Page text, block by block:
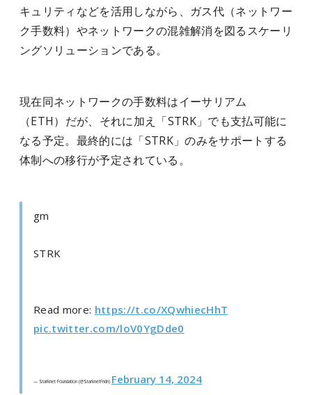
キュリティなどを活用しながら、ガス代（ネットワー
ク手数料）やネットワークの混雑解消を図るスケーリ
ングソリューションである。
現在同ネットワークの手数料はイーサリアム
（ETH）だが、それに加え「STRK」でも支払可能に
なる予定。最終的には「STRK」のみをサポートする
体制への移行が予定されている。
gm
STRK
Read more: https://t.co/XQwhiecHhT
pic.twitter.com/loV0YgDde0
— Starknet Foundation (@StarknetFndn) February 14, 2024